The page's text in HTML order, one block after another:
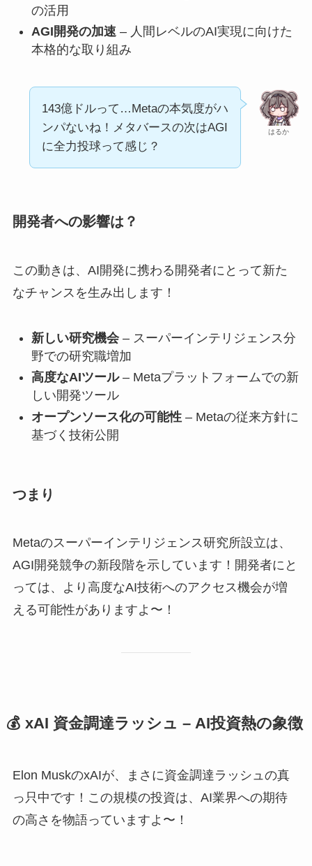
の活用
AGI開発の加速– 人間レベルのAI実現に向けた
本格的な取り組み
はるか
143億ドルって…Metaの本気度がハ
ンパないね！メタバースの次はAGI
に全力投球って感じ？
開発者への影響は？
この動きは、AI開発に携わる開発者にとって新た
なチャンスを生み出します！
新しい研究機会– スーパーインテリジェンス分
野での研究職増加
高度なAIツール– Metaプラットフォームでの新
しい開発ツール
オープンソース化の可能性– Metaの従来方針に
基づく技術公開
つまり
Metaのスーパーインテリジェンス研究所設立は、
AGI開発競争の新段階を示しています！開発者にと
っては、より高度なAI技術へのアクセス機会が増
える可能性がありますよ〜！
💰 xAI 資金調達ラッシュ – AI投資熱の象徴
Elon MuskのxAIが、まさに資金調達ラッシュの真
っ只中です！この規模の投資は、AI業界への期待
の高さを物語っていますよ〜！